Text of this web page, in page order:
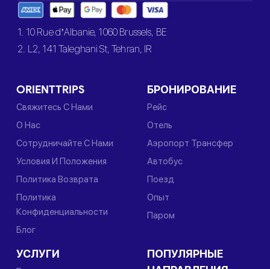
1. 10 Rue d’Albanie, 1060 Brussels, BE
2. L2, 141 Taleghani St, Tehran, IR
ORIENTTRIPS
Свяжитесь С Нами
О Нас
Сотрудничайте С Нами
Условия И Положения
Политика Возврата
Политика
Конфиденциальности
Блог
БРОНИРОВАНИЕ
Рейс
Отель
Аэропорт Трансфер
Автобус
Поезд
Опыт
Паром
УСЛУГИ
ПОПУЛЯРНЫЕ